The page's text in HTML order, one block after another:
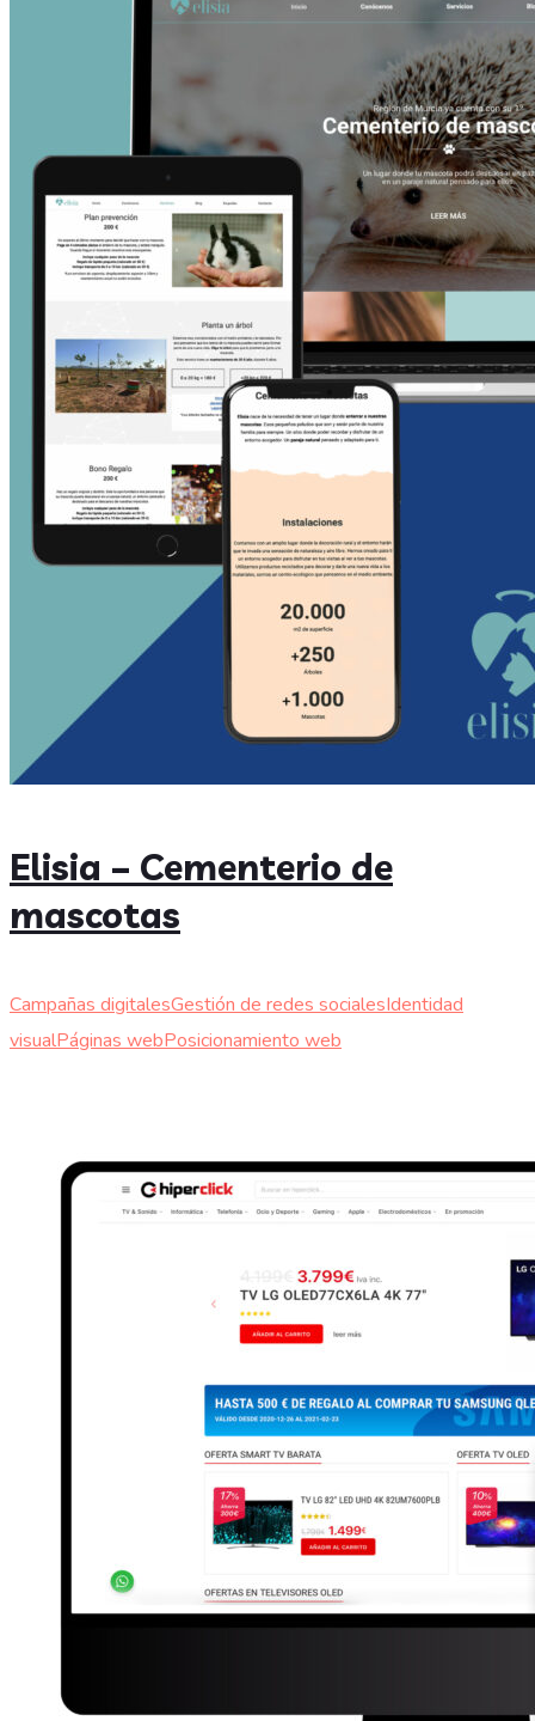
Elisia – Cementerio de
mascotas
Campañas digitalesGestión de redes socialesIdentidad
visualPáginas webPosicionamiento web